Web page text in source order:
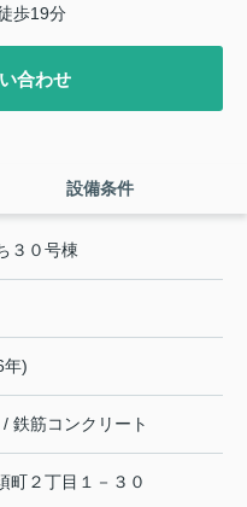
歩19分
合わせ
設備条件
３０号棟
年)
鉄筋コンクリート
町２丁目１－３０